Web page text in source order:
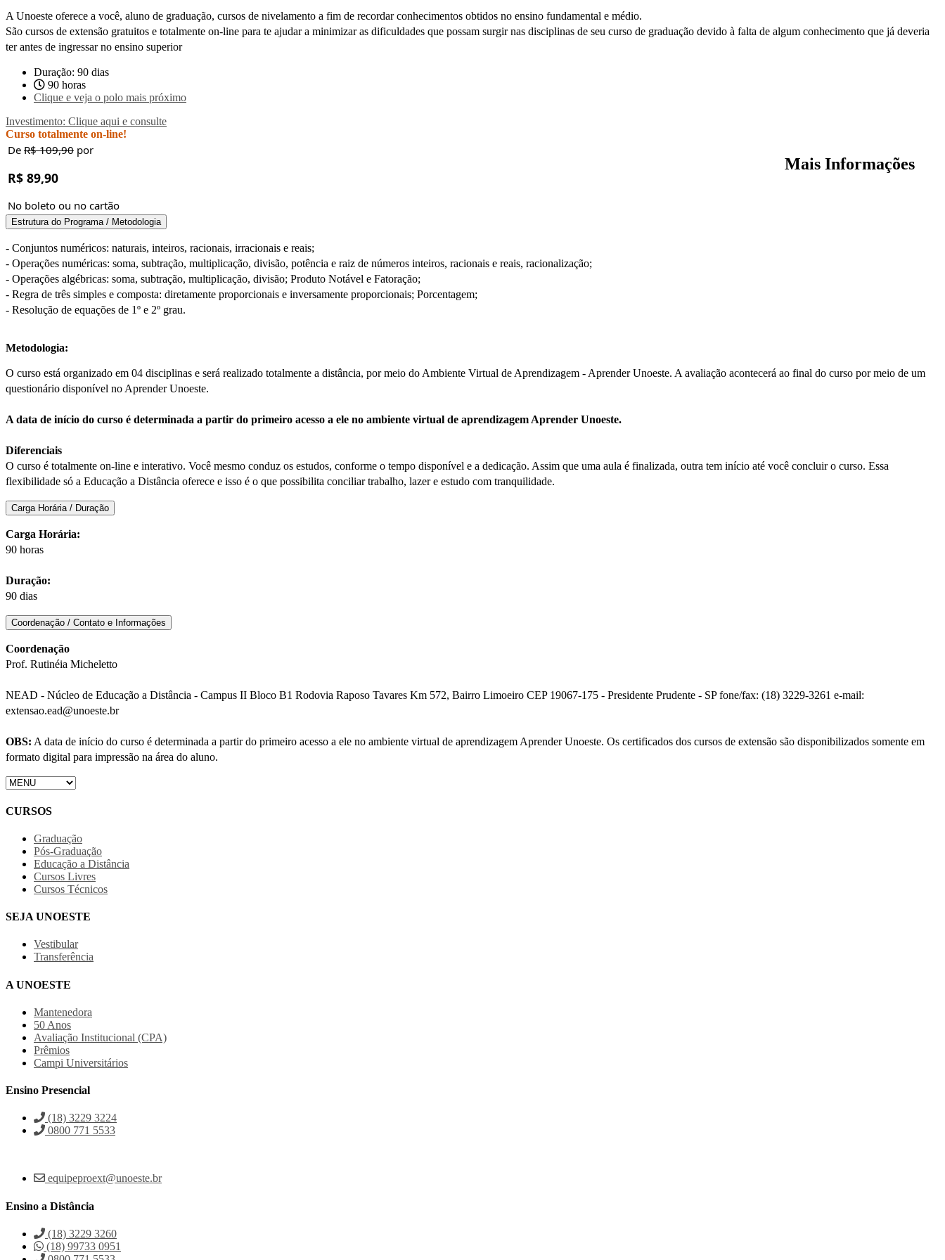
A Unoeste oferece a você, aluno de graduação, cursos de nivelamento a fim de recordar conhecimentos obtidos no ensino fundamental e médio.
São cursos de extensão gratuitos e totalmente on-line para te ajudar a minimizar as dificuldades que possam surgir nas disciplinas de seu curso de graduação devido à falta de algum conhecimento que já deveria
ter antes de ingressar no ensino superior
Duração: 90 dias
90 horas
Clique e veja o polo mais próximo
Investimento: Clique aqui e consulte
Curso totalmente on-line!
De R$ 109,90 por
R$ 89,90
No boleto ou no cartão
Mais Informações
Estrutura do Programa / Metodologia
- Conjuntos numéricos: naturais, inteiros, racionais, irracionais e reais;
- Operações numéricas: soma, subtração, multiplicação, divisão, potência e raiz de números inteiros, racionais e reais, racionalização;
- Operações algébricas: soma, subtração, multiplicação, divisão; Produto Notável e Fatoração;
- Regra de três simples e composta: diretamente proporcionais e inversamente proporcionais; Porcentagem;
- Resolução de equações de 1º e 2º grau.
Metodologia:
O curso está organizado em 04 disciplinas e será realizado totalmente a distância, por meio do Ambiente Virtual de Aprendizagem - Aprender Unoeste. A avaliação acontecerá ao final do curso por meio de um
questionário disponível no Aprender Unoeste.
A data de início do curso é determinada a partir do primeiro acesso a ele no ambiente virtual de aprendizagem Aprender Unoeste.
Diferenciais
O curso é totalmente on-line e interativo. Você mesmo conduz os estudos, conforme o tempo disponível e a dedicação. Assim que uma aula é finalizada, outra tem início até você concluir o curso. Essa
flexibilidade só a Educação a Distância oferece e isso é o que possibilita conciliar trabalho, lazer e estudo com tranquilidade.
Carga Horária / Duração
Carga Horária:
90 horas
Duração:
90 dias
Coordenação / Contato e Informações
Coordenação
Prof. Rutinéia Micheletto
NEAD - Núcleo de Educação a Distância - Campus II Bloco B1 Rodovia Raposo Tavares Km 572, Bairro Limoeiro CEP 19067-175 - Presidente Prudente - SP fone/fax: (18) 3229-3261 e-mail:
extensao.ead@unoeste.br
OBS: A data de início do curso é determinada a partir do primeiro acesso a ele no ambiente virtual de aprendizagem Aprender Unoeste. Os certificados dos cursos de extensão são disponibilizados somente em
formato digital para impressão na área do aluno.
CURSOS
Graduação
Pós-Graduação
Educação a Distância
Cursos Livres
Cursos Técnicos
SEJA UNOESTE
Vestibular
Transferência
A UNOESTE
Mantenedora
50 Anos
Avaliação Institucional (CPA)
Prêmios
Campi Universitários
Ensino Presencial
(18) 3229 3224
0800 771 5533
equipeproext@unoeste.br
Ensino a Distância
(18) 3229 3260
(18) 99733 0951